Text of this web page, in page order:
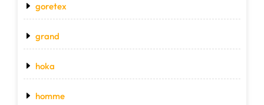
goretex
grand
hoka
homme